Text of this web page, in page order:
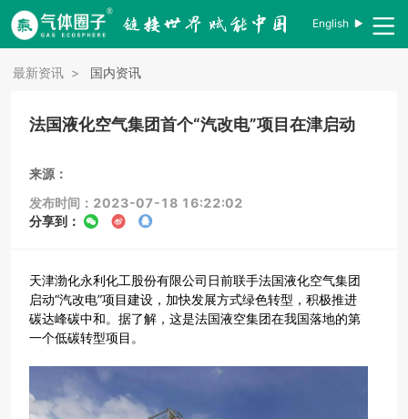
English
最新资讯 > 国内资讯
法国液化空气集团首个“汽改电”项目在津启动
来源：
发布时间：2023-07-18 16:22:02
分享到：
天津渤化永利化工股份有限公司日前联手法国液化空气集团
启动“汽改电”项目建设，加快发展方式绿色转型，积极推进
碳达峰碳中和。据了解，这是法国液空集团在我国落地的第
一个低碳转型项目。